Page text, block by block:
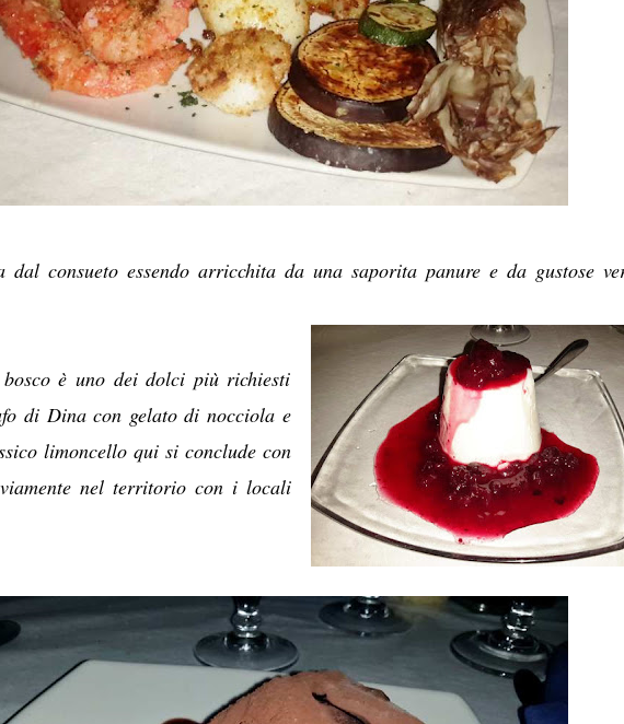
consueto essendo arricchita da una saporita panure e da gustose
è uno dei dolci più richiesti
di Dina con gelato di nocciola e
limoncello qui si conclude con
nel territorio con i locali